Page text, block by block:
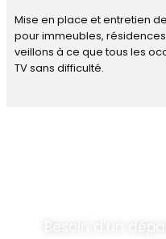
Mise en place et entretien
pour immeubles,
veillons à ce que tous les
TV sans difficulté.
Besoin d’un